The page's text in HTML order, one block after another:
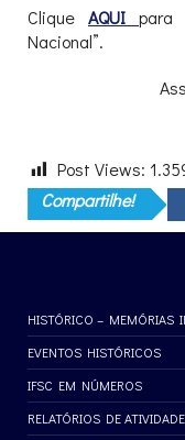
Clique AQUI para
Nacional”.
Post Views:
Compartilhe!
HISTÓRICO – MEMÓRIAS
EVENTOS HISTÓRICOS
IFSC EM NÚMEROS
RELATÓRIOS DE